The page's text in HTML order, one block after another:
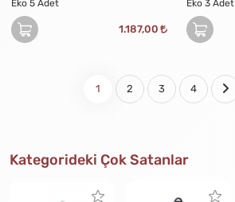
Eko 5 Adet
1.187,00
Eko 3 Adet
1 2 3 4
Kategorideki Çok Satanlar